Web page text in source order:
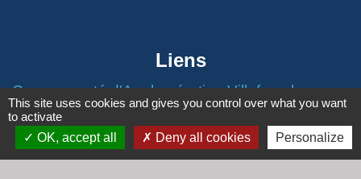
Liens
Communauté d'Agglomération Villefranche
Beaujolais Saône
Commune de Denicé
This site uses cookies and gives you control over what you want
to activate
OK, accept all
Deny all cookies Personalize